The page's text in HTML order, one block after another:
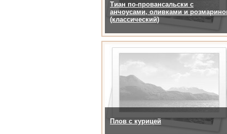
Тиан по-провансальски с
анчоусами, оливками и
(классический)
Плов с курицей